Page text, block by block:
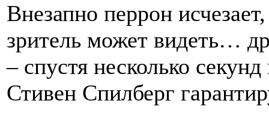
Внезапно перрон
зритель может видеть…
– спустя несколько
Стивен Спилберг